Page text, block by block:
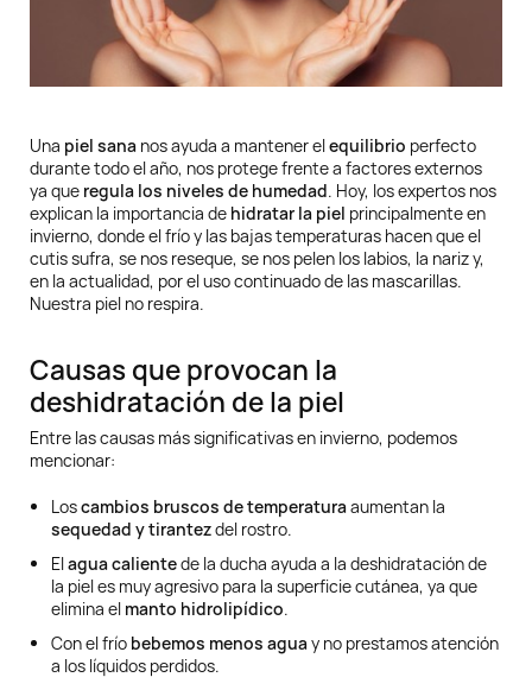
Una piel sana nos ayuda a mantener elequilibrio perfecto
durante todo el año, nos protege frente a factores externos
ya que regula los niveles de humedad. Hoy, los expertos nos
explican la importancia de hidratar la piel principalmente en
invierno, donde el frío y las bajas temperaturas hacen que el
cutis sufra, se nos reseque, se nos pelen los labios, la nariz y,
en la actualidad, por el uso continuado de las mascarillas.
Nuestra piel no respira.
Causas que provocan la
deshidratación de la piel
Entre las causas más significativas en invierno, podemos
mencionar:
Loscambios bruscos de temperaturaaumentan la
sequedad y tirantezdel rostro.
Elagua calientede la ducha ayuda a la deshidratación de
la piel es muy agresivo para la superficie cutánea, ya que
elimina el manto hidrolipídico.
Con el frío bebemos menos aguay no prestamos atención
a los líquidos perdidos.